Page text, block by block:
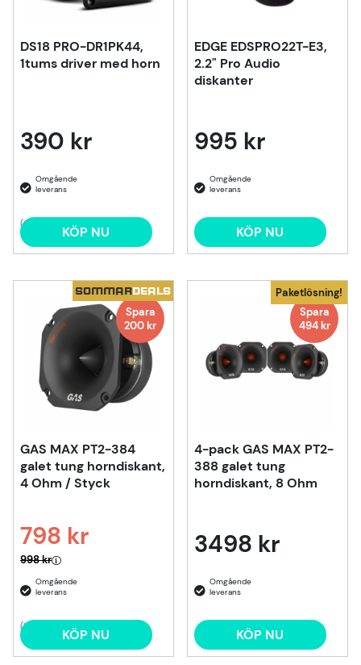
DS18 PRO-DR1PK44,
1tums driver med horn
390 kr
(3) KÖP NU
EDGE EDSPRO22T-E3,
2.2" Pro Audio
diskanter
995 kr
KÖP NU
SOMMARDEALS
Spara
200kr
GAS MAX PT2-384
galet tung horndiskant,
4 Ohm / Styck
798 kr
Ordinarie pris:
998 kr
(1) KÖP NU
Paketlösning!
Spara
494 kr
4-pack GAS MAX PT2-
388 galet tung
horndiskant, 8 Ohm
3498 kr
KÖP NU